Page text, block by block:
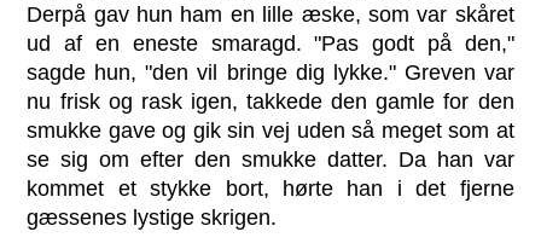
Derpå gav hun ham en lille æske, som var skåret
ud af en eneste smaragd. "Pas godt på den,"
sagde hun, "den vil bringe dig lykke." Greven var
nu frisk og rask igen, takkede den gamle for den
smukke gave og gik sin vej uden så meget som at
se sig om efter den smukke datter. Da han var
kommet et stykke bort, hørte han i det fjerne
gæssenes lystige skrigen.